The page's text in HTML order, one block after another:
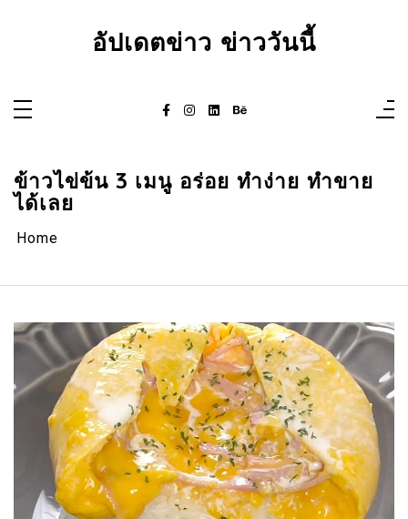
อัปเดตข่าว ข่าววันนี้
ข้าวไข่ข้น 3 เมนู อร่อย ทำง่าย ทำขาย
ได้เลย
Home